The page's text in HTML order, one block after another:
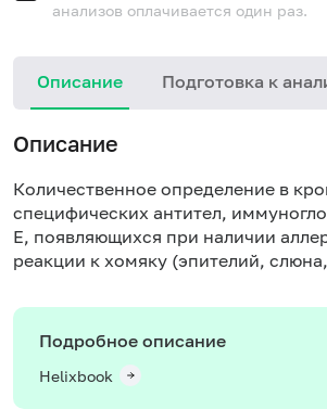
анализов оплачивается один раз.
Описание Подготовка к
Описание
Количественное определение в
специфических антител,
E, появляющихся при наличии
реакции к хомяку (эпителий,
Подробное описание
Helixbook